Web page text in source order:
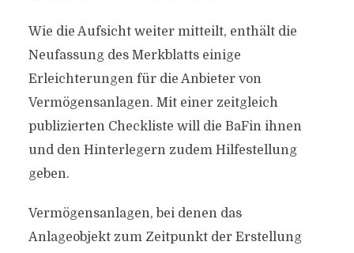
Wie die Aufsicht weiter mitteilt, enthält die
Neufassung des Merkblatts einige
Erleichterungen für die Anbieter von
Vermögensanlagen. Mit einer zeitgleich
publizierten Checkliste will die BaFin ihnen
und den Hinterlegern zudem Hilfestellung
geben.
Vermögensanlagen, bei denen das
Anlageobjekt zum Zeitpunkt der Erstellung